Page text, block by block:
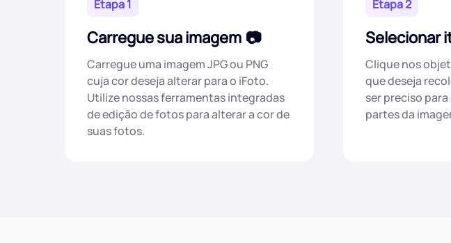
Etapa 1
Carregue sua imagem
Carregue uma imagem JPG ou PNG
cuja cor deseja alterar para o iFoto.
Utilize nossas ferramentas integradas
de edição de fotos para alterar a cor de
suas fotos.
Etapa 2
Selecionar
Clique nos
que deseja
ser preciso
partes da